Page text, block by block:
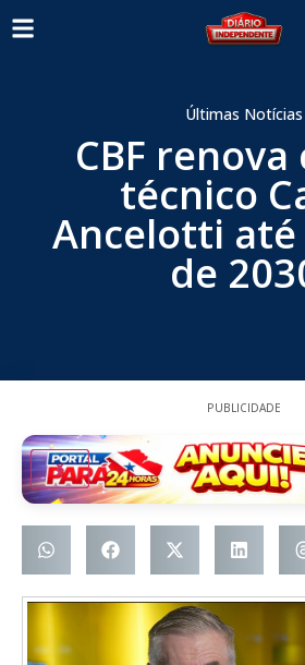
Últimas Notícias
CBF renova
técnico
Ancelotti até
de
PUBLICIDADE